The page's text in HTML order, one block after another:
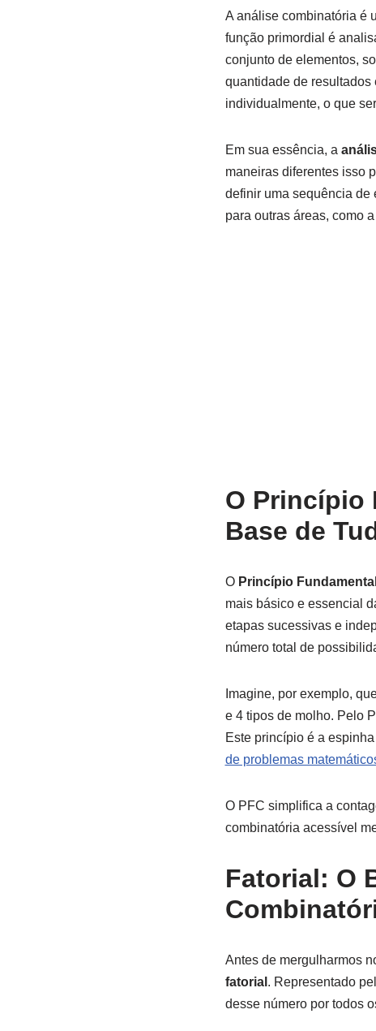
A análise combinatória é
função primordial é
conjunto de elementos,
quantidade de
individualmente, o que
Em sua essência, a
maneiras diferentes isso
definir uma sequência de
para outras áreas, como a
O Princípio
Base de
O Princípio
mais básico e essencial
etapas sucessivas e
número total de
Imagine, por exemplo,
e 4 tipos de molho. Pelo
Este princípio é a
de problemas
O PFC simplifica a
combinatória acessível
Fatorial: O
Antes de mergulharmos
fatorial . Representado
desse número por todos